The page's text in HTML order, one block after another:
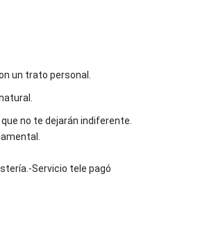
un trato personal.
no te dejarán indiferente.
Servicio tele pagó